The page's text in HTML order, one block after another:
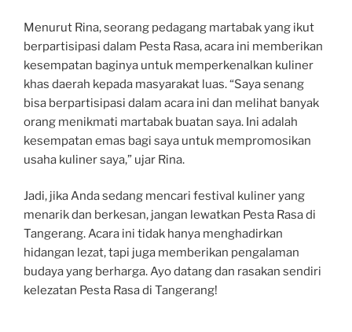
Menurut Rina, seorang pedagang martabak yang ikut
berpartisipasi dalam Pesta Rasa, acara ini memberikan
kesempatan baginya untuk memperkenalkan kuliner
khas daerah kepada masyarakat luas. “Saya senang
bisa berpartisipasi dalam acara ini dan melihat banyak
orang menikmati martabak buatan saya. Ini adalah
kesempatan emas bagi saya untuk mempromosikan
usaha kuliner saya,” ujar Rina.
Jadi, jika Anda sedang mencari festival kuliner yang
menarik dan berkesan, jangan lewatkan Pesta Rasa di
Tangerang. Acara ini tidak hanya menghadirkan
hidangan lezat, tapi juga memberikan pengalaman
budaya yang berharga. Ayo datang dan rasakan sendiri
kelezatan Pesta Rasa di Tangerang!